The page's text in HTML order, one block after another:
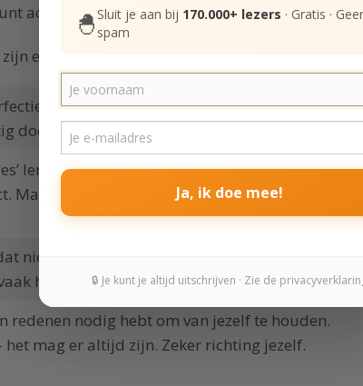
accepteren ben je klaar.
er een paar dingen die moeten gebeuren:
niet bestaat. En datperfectionismeeen
doel. Eerder een verleidelijk obstakel.
leren accepteren en omarmen. Je bent niet
Maar dat betekent niet dat je niet tevreden
niet zeggen dat je niet meer ontwikkelt.
het tegenovergestelde.
redenen nodig hebt om van jezelf te houden.
het mag er altijd zijn. Zeker richting jezelf.
🐣 Sluit je aan bij 170.000+ lezers · Gratis ·
spam
Ja, ik doe mee!
🔒 Je kunt je altijd uitschrijven · Zie de